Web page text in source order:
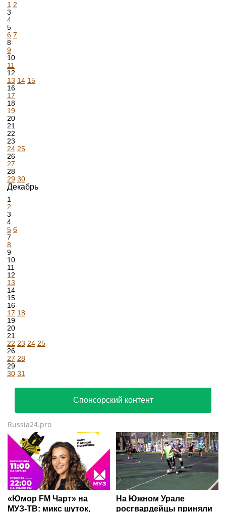
1 2
3
4
5
6 7
8
9
10
11
12
13 14 15
16
17
18
19
20
21
22
23
24 25
26
27
28
29 30
Декабрь
1
2
3
4
5 6
7
8
9
10
11
12
13
14
15
16
17 18
19
20
21
22 23 24 25
26
27 28
29
30 31
Спонсорский контент
Russia24.pro
«Юмор FM Чарт» на
МУЗ‑ТВ: микс шуток,
На Южном Урале
росгвардейцы приняли